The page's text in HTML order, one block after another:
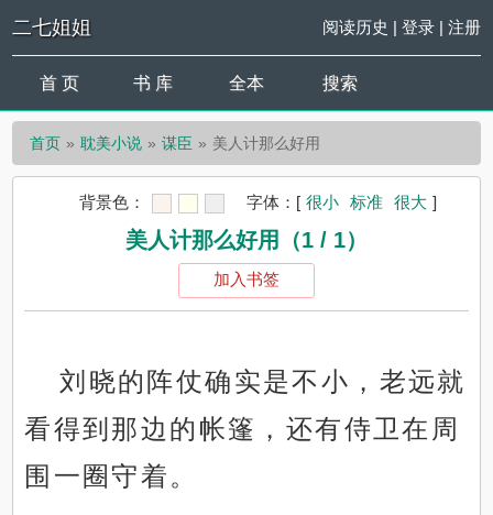
二七姐姐 阅读历史 | 登录| 注册
首 页 书 库 全本 搜索
首页 耽美小说 谋臣 美人计那么好用
背景色： 字体： [ 很小 标准 很大 ]
美人计那么好用（1 / 1）
加入书签
刘晓的阵仗确实是不小，老远就
看得到那边的帐篷，还有侍卫在周
围一圈守着。